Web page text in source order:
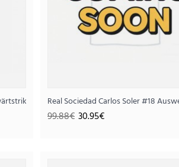
2025-26 Kurzarm
Real Sociedad Carlos Soler #18
99.88€ 30.95€